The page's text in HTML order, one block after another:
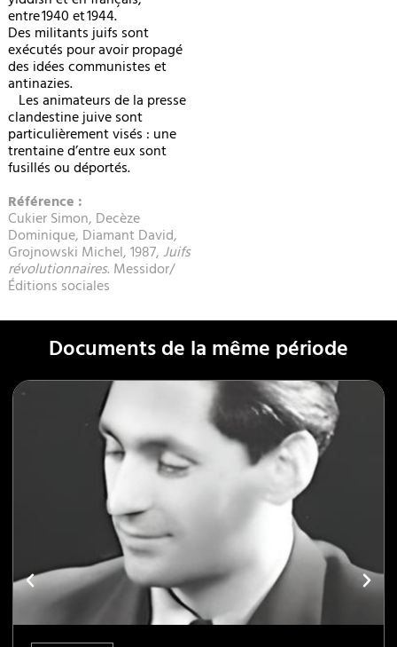
entre 1940 et 1944.
Des militants juifs sont
exécutés pour avoir propagé
des idées communistes et
antinazies.
Les animateurs de la presse
clandestine juive sont
particulièrement visés : une
trentaine d’entre eux sont
fusillés ou déportés.
Référence :
Cukier Simon, Decèze
Dominique, Diamant David,
Grojnowski Michel, 1987,Juifs
révolutionnaires. Messidor/
Éditions sociales
Documents de la même période